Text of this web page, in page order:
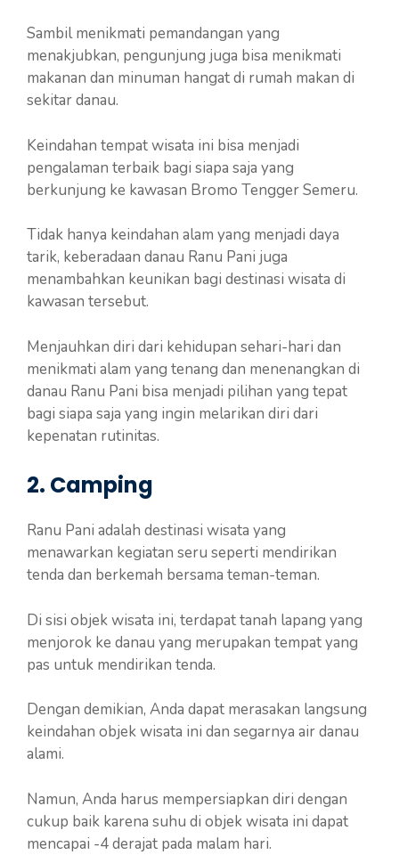
Sambil menikmati pemandangan yang
menakjubkan, pengunjung juga bisa menikmati
makanan dan minuman hangat di rumah makan di
sekitar danau.
Keindahan tempat wisata ini bisa menjadi
pengalaman terbaik bagi siapa saja yang
berkunjung ke kawasan Bromo Tengger Semeru.
Tidak hanya keindahan alam yang menjadi daya
tarik, keberadaan danau Ranu Pani juga
menambahkan keunikan bagi destinasi wisata di
kawasan tersebut.
Menjauhkan diri dari kehidupan sehari-hari dan
menikmati alam yang tenang dan menenangkan di
danau Ranu Pani bisa menjadi pilihan yang tepat
bagi siapa saja yang ingin melarikan diri dari
kepenatan rutinitas.
2. Camping
Ranu Pani adalah destinasi wisata yang
menawarkan kegiatan seru seperti mendirikan
tenda dan berkemah bersama teman-teman.
Di sisi objek wisata ini, terdapat tanah lapang yang
menjorok ke danau yang merupakan tempat yang
pas untuk mendirikan tenda.
Dengan demikian, Anda dapat merasakan langsung
keindahan objek wisata ini dan segarnya air danau
alami.
Namun, Anda harus mempersiapkan diri dengan
cukup baik karena suhu di objek wisata ini dapat
mencapai -4 derajat pada malam hari.